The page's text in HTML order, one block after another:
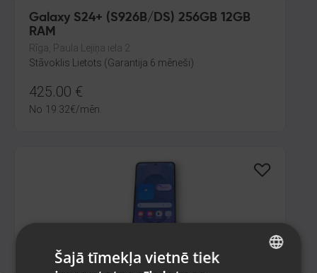
Galaxy S24+ (S926B/DS) 256GB 12GB
RAM
Rīga, Paula Lejiņa iela 2
Stāvoklis Lietots (Garantija 6 mēneši)
425.00 €
No 19.32€/mēn.
Šajā tīmekļa vietnē tiek